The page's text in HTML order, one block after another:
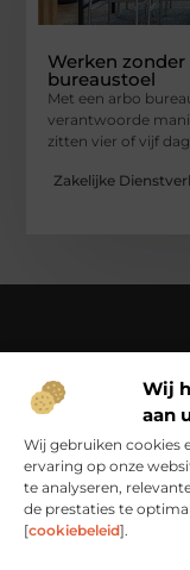
Wij
aan
Wij gebruiken cookies
ervaring op onze
te analyseren,
de prestaties te
[cookiebeleid].
Werken
bureaustoel
Met een arbo
verantwoorde
zitten vier of vijf
Zakelijke
Jouw gids in een
leven op Ci-
Ontdek een rijke
inspireren,
Bericht